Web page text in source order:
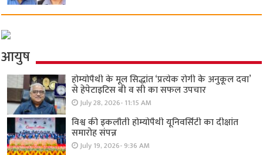
आयुष
होम्योपैथी के मूल सिद्धांत ‘प्रत्येक रोगी केे अनुकूल दवा’
से हेपेटाइटिस बी व सी का सफल उपचार
July 28, 2026- 11:15 AM
विश्व की इकलौती होम्योपैथी यूनिवर्सिटी का दीक्षांत
समारोह संपन्न
July 19, 2026- 9:36 AM